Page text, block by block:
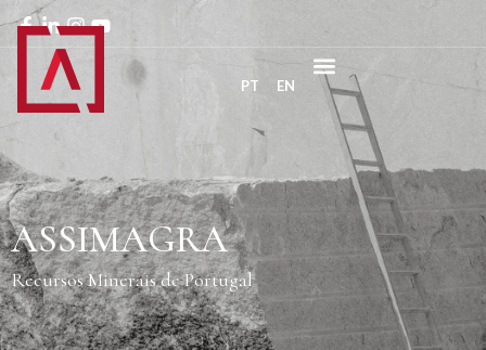
PT EN
ASSIMAGRA
Recursos Minerais de Portugal